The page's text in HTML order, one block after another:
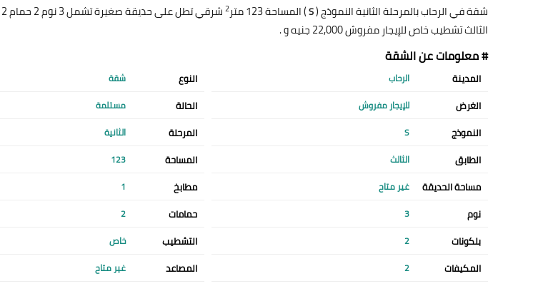
شقة في الرحاب بالمرحلة الثانية النموذج (S) المساحة 123 متر 2
الثالث تشطيب خاص للإيجار مفروش 22,000 جنيه و .
# معلومات عن الشقة
المدينة الرحاب النوع شقة
الغرض للإيجار مفروش الحالة مستلمة
النموذج S المرحلة الثانية
الطابق الثالث المساحة 123
مساحة الحديقة غير متاح مطابخ 1
نوم 3 حمامات 2
بلكونات 2 التشطيب خاص
المكيفات 2 المصاعد غير متاح